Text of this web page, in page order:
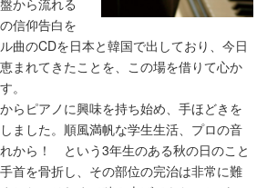
信仰告白を
曲のCDを日本と韓国で出しており、今日
まれてきたことを、この場を借りて心か
。
らピアノに興味を持ち始め、手ほどきを
ました。順風満帆な学生生活、プロの音
から！ という3年生のある秋の日のこと
首を骨折し、その部位の完治は非常に難